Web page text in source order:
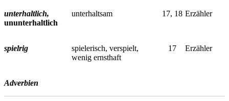
unterhaltlich,
ununterhaltlich
unterhaltsam 17, 18 Erzähler
spielrig
spielerisch, verspielt,
wenig ernsthaft
17 Erzähler
Adverbien